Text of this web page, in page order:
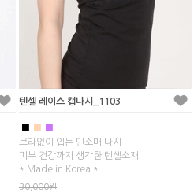
텐셀 레이스 캡나시_1103
■ ■ ■
브라없이 입는 민소매 나시
피부 건강까지 생각한 텐셀소재
* Made in Korea *
30,000원